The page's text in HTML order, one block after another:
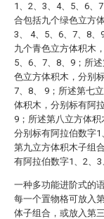
1、2、3、4、5、6、
合包括九个绿色立方
3、 4、5、6、7、8
九个青色立方体积木
5、6、7、8、9；所
色立方体积木，分别
7、8、 9；所述第七
体积木，分别标有阿
9；所述第八立方体积
分别标有阿拉伯数字
第九立方体积木子组
有阿拉伯数字1、2、3
一种多功能进阶式的
每一个置物格可放入
体子组合，或放入第